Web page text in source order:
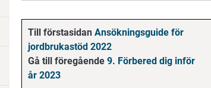
Till förstasidan Ansökningsguide för
jordbrukastöd 2022
Gå till föregående 9. Förbered dig inför
år 2023